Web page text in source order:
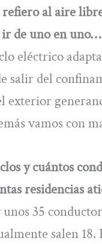
al aire
de uno en uno…
eléctrico
salir del
exterior
vamos con
y cuántos
residencias
35
salen 18.